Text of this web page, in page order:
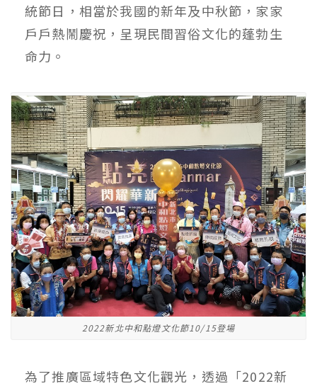
統節日，相當於我國的新年及中秋節，家家
戶戶熱鬧慶祝，呈現民間習俗文化的蓬勃生
命力。
2022新北中和點燈文化節10/15登場
為了推廣區域特色文化觀光，透過「2022新